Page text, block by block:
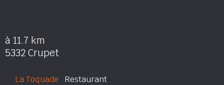
à 11.7 km
5332 Crupet
La Toquade Restaurant